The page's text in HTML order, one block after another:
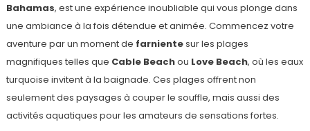
Bahamas, est une expérience inoubliable qui vous plonge dans
une ambiance à la fois détendue et animée. Commencez votre
aventure par un moment de farnientesur les plages
magnifiques telles que Cable Beachou Love Beach, où les eaux
turquoise invitent à la baignade. Ces plages offrent non
seulement des paysages à couper le souffle, mais aussi des
activités aquatiques pour les amateurs de sensations fortes.